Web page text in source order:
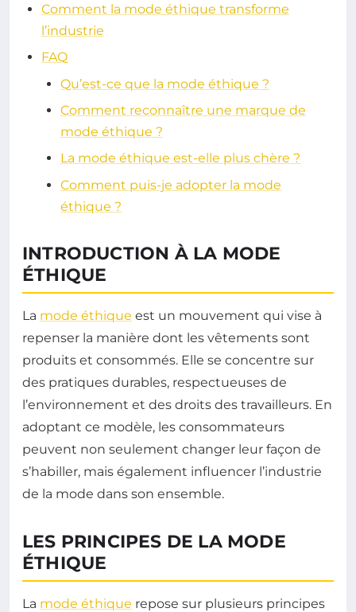
Comment la mode éthique transforme
l’industrie
FAQ
Qu’est-ce que la mode éthique ?
Comment reconnaître une marque de
mode éthique ?
La mode éthique est-elle plus chère ?
Comment puis-je adopter la mode
éthique ?
INTRODUCTION À LA MODE
ÉTHIQUE
La mode éthique est un mouvement qui vise à
repenser la manière dont les vêtements sont
produits et consommés. Elle se concentre sur
des pratiques durables, respectueuses de
l’environnement et des droits des travailleurs. En
adoptant ce modèle, les consommateurs
peuvent non seulement changer leur façon de
s’habiller, mais également influencer l’industrie
de la mode dans son ensemble.
LES PRINCIPES DE LA MODE
ÉTHIQUE
La mode éthique repose sur plusieurs principes